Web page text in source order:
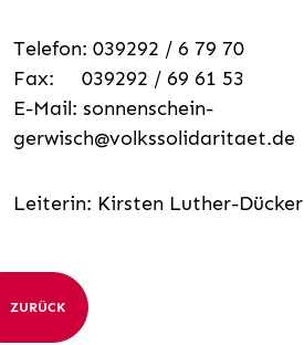
Telefon: 039292 / 6 79 70
Fax: 039292 / 69 61 53
E-Mail: sonnenschein-
gerwisch@volkssolidaritaet.de
Leiterin: Kirsten Luther-Dücker
ZURÜCK